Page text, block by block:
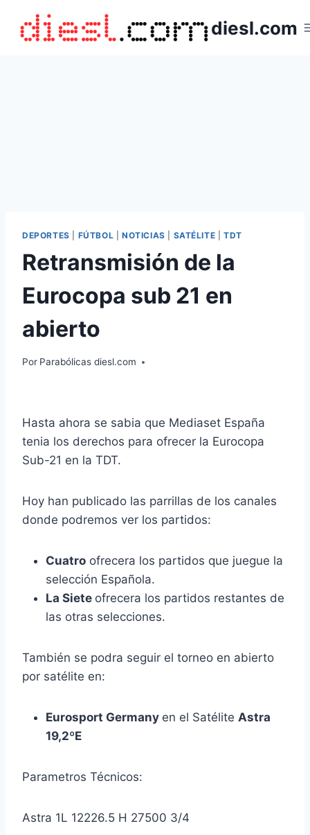
contenido
diesl.com
DEPORTES FÚTBOL NOTICIAS SATÉLITE |TDT
Retransmisión de la
Eurocopa sub 21 en
abierto
Por Parabólicas diesl.com
Hasta ahora se sabia que Mediaset España
tenia los derechos para ofrecer la Eurocopa
Sub-21 en la TDT.
Hoy han publicado las parrillas de los canales
donde podremos ver los partidos:
Cuatro ofrecera los partidos que juegue la
selección Española.
La Siete ofrecera los partidos restantes de
las otras selecciones.
También se podra seguir el torneo en abierto
por satélite en:
Eurosport Germany en el Satélite Astra
19,2ºE
Parametros Técnicos:
Astra 1L 12226.5 H 27500 3/4